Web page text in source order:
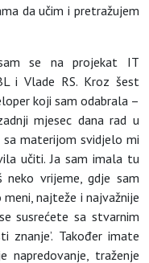
da učim i pretražujem
se na projekat IT
i Vlade RS. Kroz šest
koji sam odabrala –
mjesec dana rad u
sa materijom svidjelo mi
učiti. Ja sam imala tu
vrijeme, gdje sam
najteže i najvažnije
susrećete sa stvarnim
znanje’. Također imate
napredovanje, traženje